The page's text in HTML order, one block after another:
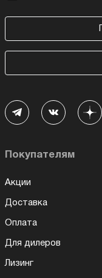
Покупателям
Акции
Доставка
Оплата
Для дилеров
Лизинг